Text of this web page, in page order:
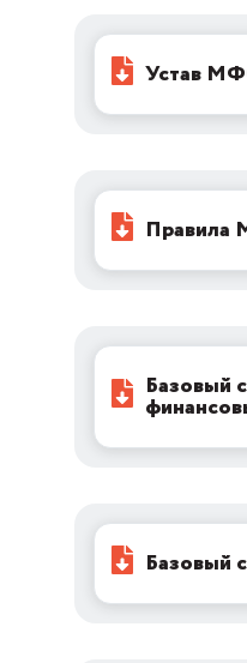
Устав
Правила
Базовый
Базовый